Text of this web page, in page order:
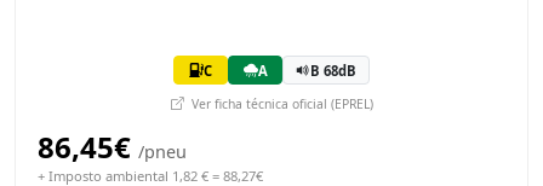
C A B 68dB
Ver ficha técnica oficial (EPREL)
86,45€ /pneu
+ Imposto ambiental 1,82 € = 88,27€